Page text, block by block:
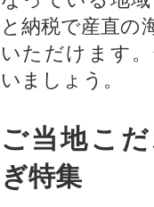
と納税で産直の
いただけます
いましょう。
ご当地こ
ぎ特集